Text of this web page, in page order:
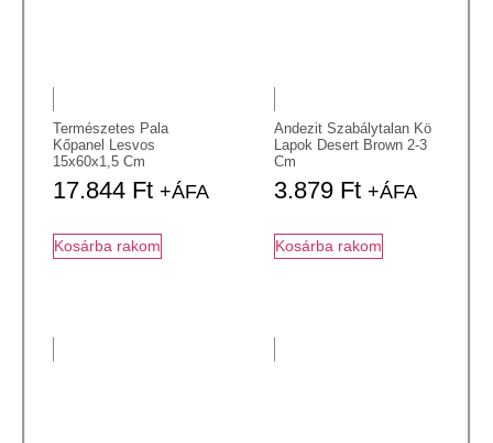
Természetes Pala
Kőpanel Lesvos
15x60x1,5 Cm
17.844 Ft +ÁFA
Kosárba rakom
Andezit Szabálytalan Kö
Lapok Desert Brown 2-3
Cm
3.879 Ft +ÁFA
Kosárba rakom